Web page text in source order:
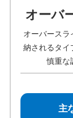
オーバ
オーバースラ
納されるタイ
慎重な
主